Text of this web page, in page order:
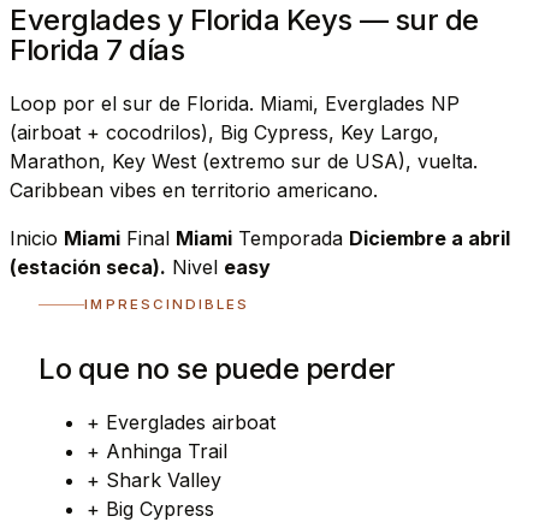
Everglades y Florida Keys — sur de
Florida 7 días
Loop por el sur de Florida. Miami, Everglades NP
(airboat + cocodrilos), Big Cypress, Key Largo,
Marathon, Key West (extremo sur de USA), vuelta.
Caribbean vibes en territorio americano.
Inicio Miami Final Miami Temporada Diciembre a abril
(estación seca). Nivel easy
IMPRESCINDIBLES
Lo que no se puede perder
+ Everglades airboat
+ Anhinga Trail
+ Shark Valley
+ Big Cypress